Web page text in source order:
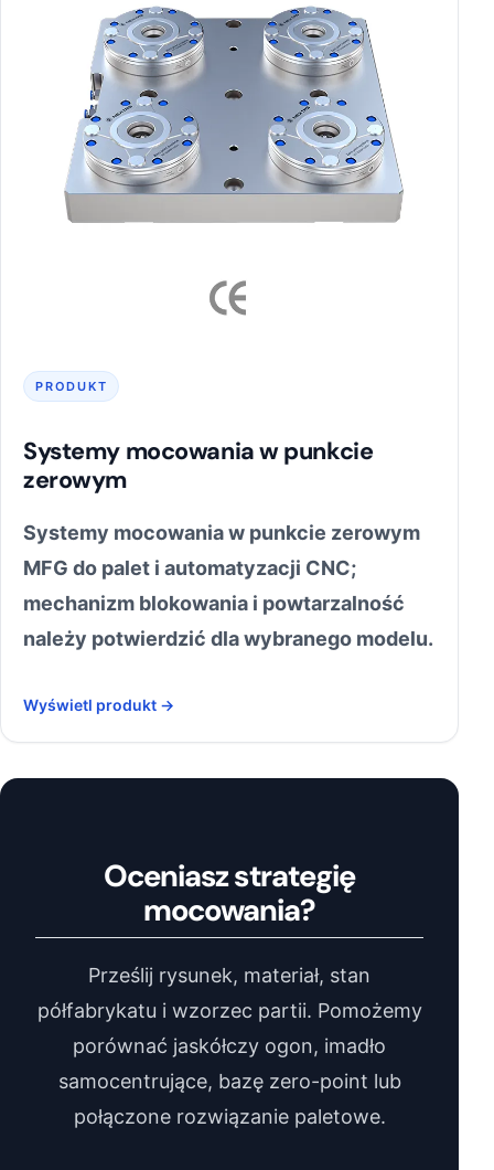
PRODUKT
Systemy mocowania w punkcie
zerowym
Systemy mocowania w punkcie zerowym
MFG do palet i automatyzacji CNC;
mechanizm blokowania i powtarzalność
należy potwierdzić dla wybranego modelu.
Wyświetl produkt →
Oceniasz strategię
mocowania?
Prześlij rysunek, materiał, stan
półfabrykatu i wzorzec partii. Pomożemy
porównać jaskółczy ogon, imadło
samocentrujące, bazę zero-point lub
połączone rozwiązanie paletowe.